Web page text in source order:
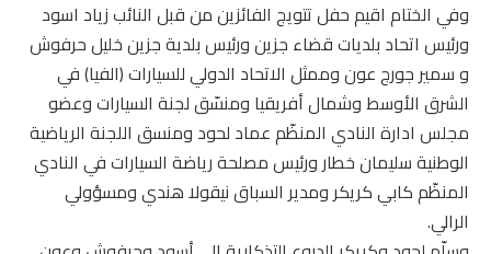
وفي الختام اقيم حفل تتويج الفائزين من قبل النائب زياد اسود
ورئيس اتحاد بلديات قضاء جزين ورئيس بلدية جزين خليل حرفوش
و سمير جورج عون وممثل الاتحاد الدولي للسيارات (الفيا) في
الشرق الأوسط وشمال أفريقيا ومنسّق لجنة السيارات وعضو
مجلس ادارة النادي المنظّم عماد لحود ومنسق اللجنة الرياضية
الوطنية سليمان خطار ورئيس مصلحة رياضة السيارات في النادي
المنظّم كابي كريكر ومدير السباق نيقولا هندي ومسؤولي
الرالي.